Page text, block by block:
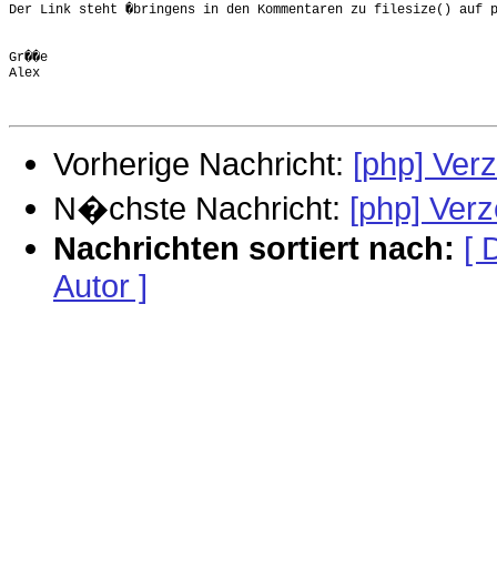
Der Link steht �bringens in den Kommentaren zu filesize() auf
Gr��e
Alex
Vorherige Nachricht: [php]
N�chste Nachricht: [php]
Nachrichten sortiert nach: [
Autor ]